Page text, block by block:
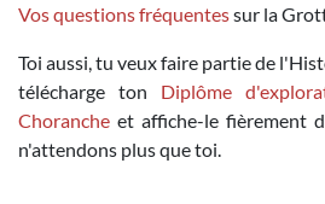
Vos questions fréquentessur la
Toi aussi, tu veux faire partie de
télécharge ton Diplôme
Choranche et affiche-le fièrement
n'attendons plus que toi.